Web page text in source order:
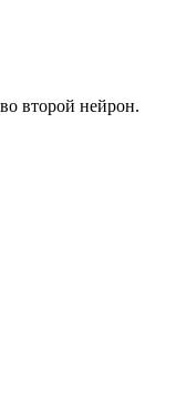
второй нейрон.